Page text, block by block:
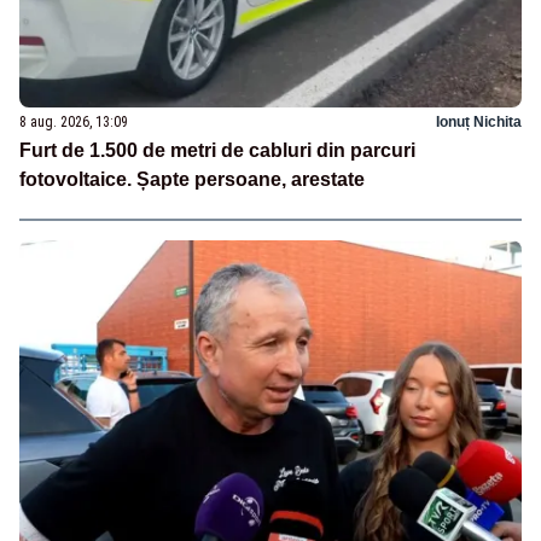
8 aug. 2026, 13:09 Ionuț Nichita
Furt de 1.500 de metri de cabluri din parcuri
fotovoltaice. Șapte persoane, arestate